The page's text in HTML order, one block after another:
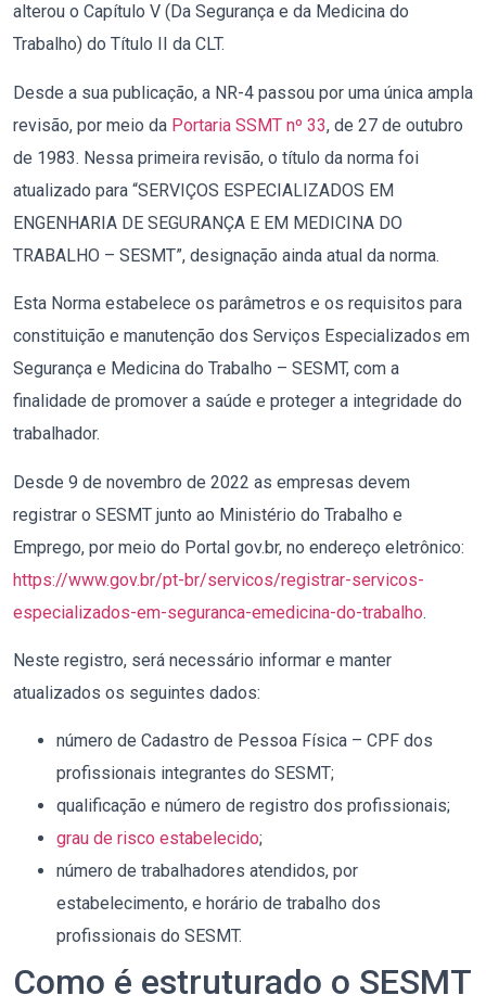
alterou o Capítulo V (Da Segurança e da Medicina do
Trabalho) do Título II da CLT.
Desde a sua publicação, a NR-4 passou por uma única ampla
revisão, por meio da Portaria SSMT nº 33, de 27 de outubro
de 1983. Nessa primeira revisão, o título da norma foi
atualizado para “SERVIÇOS ESPECIALIZADOS EM
ENGENHARIA DE SEGURANÇA E EM MEDICINA DO
TRABALHO – SESMT”, designação ainda atual da norma.
Esta Norma estabelece os parâmetros e os requisitos para
constituição e manutenção dos Serviços Especializados em
Segurança e Medicina do Trabalho – SESMT, com a
finalidade de promover a saúde e proteger a integridade do
trabalhador.
Desde 9 de novembro de 2022 as empresas devem
registrar o SESMT junto ao Ministério do Trabalho e
Emprego, por meio do Portal gov.br, no endereço eletrônico:
https://www.gov.br/pt-br/servicos/registrar-servicos-
especializados-em-seguranca-emedicina-do-trabalho.
Neste registro, será necessário informar e manter
atualizados os seguintes dados:
número de Cadastro de Pessoa Física – CPF dos
profissionais integrantes do SESMT;
qualificação e número de registro dos profissionais;
grau de risco estabelecido;
número de trabalhadores atendidos, por
estabelecimento, e horário de trabalho dos
profissionais do SESMT.
Como é estruturado o SESMT